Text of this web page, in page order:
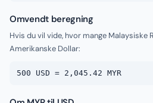
Omvendt beregning
Hvis du vil vide, hvor mange Malaysiske
Amerikanske Dollar:
500 USD = 2,045.42 MYR